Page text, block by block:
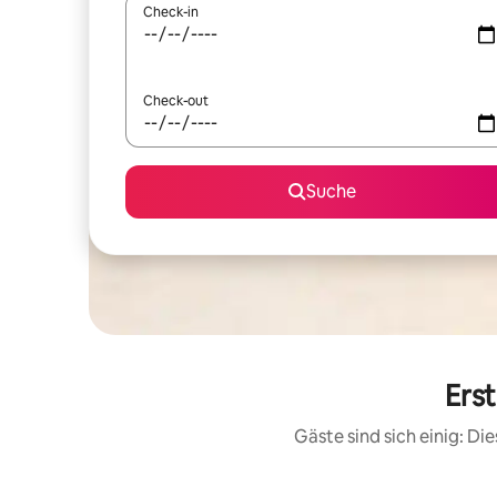
Check-in
Check-out
Suche
Gäste sind sich einig: